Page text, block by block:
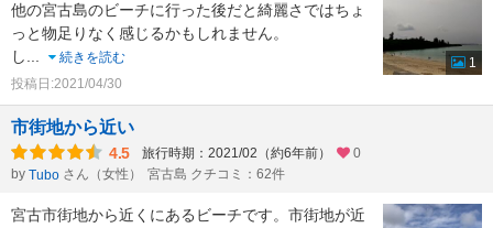
他の宮古島のビーチに行った後だと綺麗さではちょ
っと物足りなく感じるかもしれません。
し...
続きを読む
投稿日:2021/04/30
1
市街地から近い
4.5 旅行時期：2021/02（約6年前）
0
by Tubo さん（女性） 宮古島 クチコミ：62件
宮古市街地から近くにあるビーチです。市街地が近